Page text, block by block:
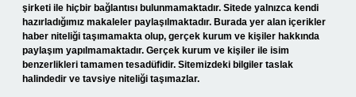
şirketi ile hiçbir bağlantısı bulunmamaktadır. Sitede yalnızca kendi
hazırladığımız makaleler paylaşılmaktadır. Burada yer alan içerikler
haber niteliği taşımamakta olup, gerçek kurum ve kişiler hakkında
paylaşım yapılmamaktadır. Gerçek kurum ve kişiler ile isim
benzerlikleri tamamen tesadüfidir. Sitemizdeki bilgiler taslak
halindedir ve tavsiye niteliği taşımazlar.